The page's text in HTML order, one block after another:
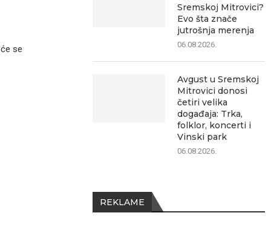
se
Sremskoj Mitrovici?
Evo šta znače
jutrošnja merenja
06.08.2026.
Avgust u Sremskoj
Mitrovici donosi
četiri velika
događaja: Trka,
folklor, koncerti i
Vinski park
06.08.2026.
REKLAME